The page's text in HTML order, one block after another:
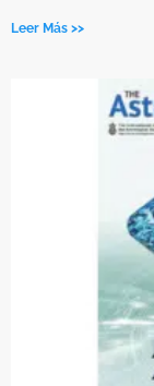
Leer Más >>